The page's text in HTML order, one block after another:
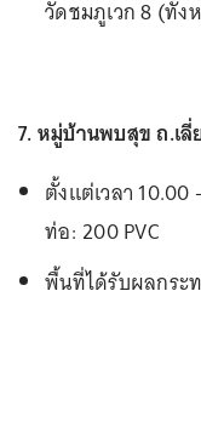
วัดชมภูเวก 8 (ทั้ง
7. หมู่บ้านพบสุข ถ.เลี่
ตั้งแต่เวลา
ท่อ: 200 PVC
พื้นที่ได้รับผลกระ